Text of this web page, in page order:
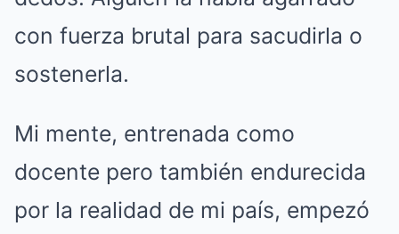
con fuerza brutal para sacudirla o
sostenerla.
Mi mente, entrenada como
docente pero también endurecida
por la realidad de mi país, empezó